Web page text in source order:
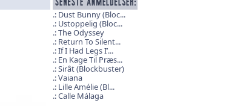
Dust Bunny (Bloc...
Ustoppelig (Bloc...
The Odyssey
Return To Silent...
If I Had Legs I’...
En Kage Til Præs...
Sirât (Blockbuster)
Vaiana
Lille Amélie (Bl...
Calle Málaga